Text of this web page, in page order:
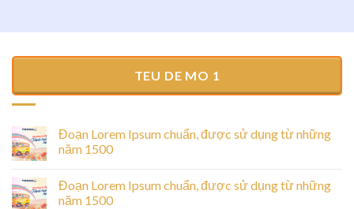
TEU DE MO 1
Đoạn Lorem Ipsum chuẩn, được sử dụng từ những
năm 1500
Đoạn Lorem Ipsum chuẩn, được sử dụng từ những
năm 1500